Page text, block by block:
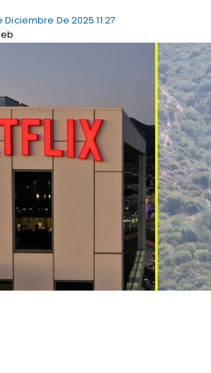
Diciembre De 2025 11:27